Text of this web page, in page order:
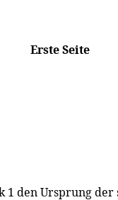
Erste Seite
1 den Ursprung